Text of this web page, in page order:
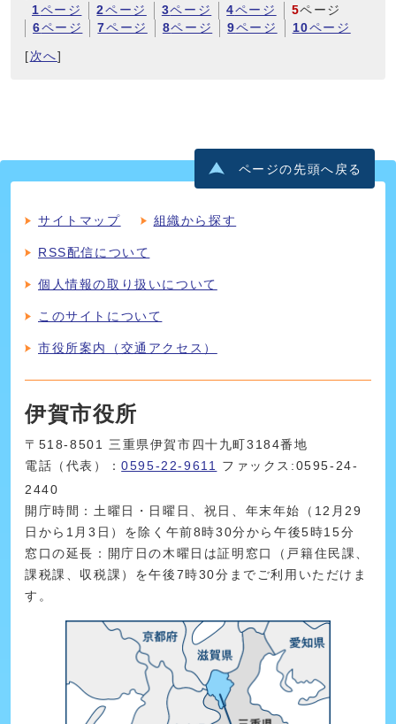
1ページ 2ページ 3ページ 4ページ 5ページ
6ページ 7ページ 8ページ 9ページ 10ページ
[ 次へ]
ページの先頭へ戻る
サイトマップ 組織から探す
RSS配信について
個人情報の取り扱いについて
このサイトについて
市役所案内（交通アクセス）
伊賀市役所
〒518-8501 三重県伊賀市四十九町3184番地
電話（代表）：0595-22-9611
ファックス:0595-24-
2440
開庁時間：土曜日・日曜日、祝日、年末年始（12月29
日から1月3日）を除く午前8時30分から午後5時15分
窓口の延長：開庁日の木曜日は証明窓口（戸籍住民課、
課税課、収税課）を午後7時30分までご利用いただけま
す。